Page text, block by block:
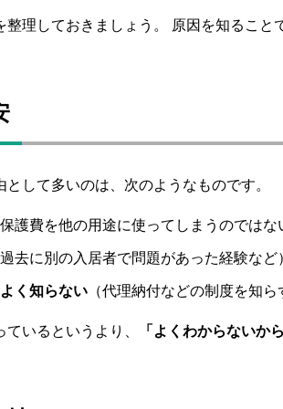
整理しておきましょう。 原因を知ること
して多いのは、次のようなものです。
護費を他の用途に使ってしまうのではな
過去に別の入居者で問題があった経験など
く知らない （代理納付などの制度を知
いるというより、 「よくわからないか